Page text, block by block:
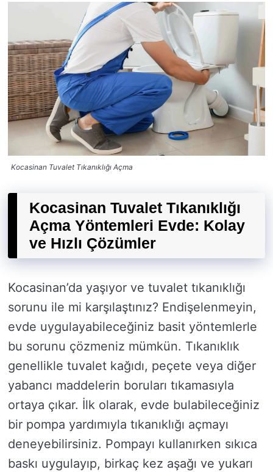
Kocasinan Tuvalet Tıkanıklığı Açma
Kocasinan Tuvalet Tıkanıklığı
Açma Yöntemleri Evde: Kolay
ve Hızlı Çözümler
Kocasinan’da yaşıyor ve tuvalet tıkanıklığı
sorunu ile mi karşılaştınız? Endişelenmeyin,
evde uygulayabileceğiniz basit yöntemlerle
bu sorunu çözmeniz mümkün. Tıkanıklık
genellikle tuvalet kağıdı, peçete veya diğer
yabancı maddelerin boruları tıkamasıyla
ortaya çıkar. İlk olarak, evde bulabileceğiniz
bir pompa yardımıyla tıkanıklığı açmayı
deneyebilirsiniz. Pompayı kullanırken sıkıca
baskı uygulayıp, birkaç kez aşağı ve yukarı